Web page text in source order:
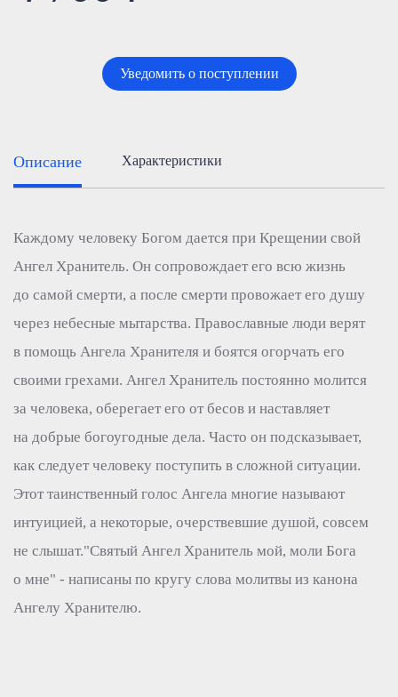
Уведомить о поступлении
Описание Характеристики
Каждому человеку Богом дается при Крещении свой
Ангел Хранитель. Он сопровождает его всю жизнь
до самой смерти, а после смерти провожает его душу
через небесные мытарства. Православные люди верят
в помощь Ангела Хранителя и боятся огорчать его
своими грехами. Ангел Хранитель постоянно молится
за человека, оберегает его от бесов и наставляет
на добрые богоугодные дела. Часто он подсказывает,
как следует человеку поступить в сложной ситуации.
Этот таинственный голос Ангела многие называют
интуицией, а некоторые, очерствевшие душой, совсем
не слышат."Святый Ангел Хранитель мой, моли Бога
о мне" - написаны по кругу слова молитвы из канона
Ангелу Хранителю.